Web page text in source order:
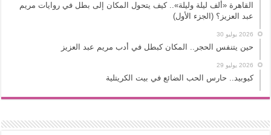
القاهرة «ألف ليلة وليلة».. كيف يتحول المكان إلى بطل في روايات مريم
عبد العزيز؟ (الجزء الأول)
2026 يوليو 30
حين يتنفس الحجر.. المكان كبطل في أدب مريم عبد العزيز
2026 يوليو 29
كيوبيد.. حارس الحب الضائع في بيت الكريتلية